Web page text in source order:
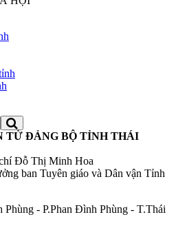
TỬ ĐẢNG BỘ TỈNH THÁI
Đỗ Thị Minh Hoa
ban Tuyên giáo và Dân vận Tỉnh
- P.Phan Đình Phùng - T.Thái